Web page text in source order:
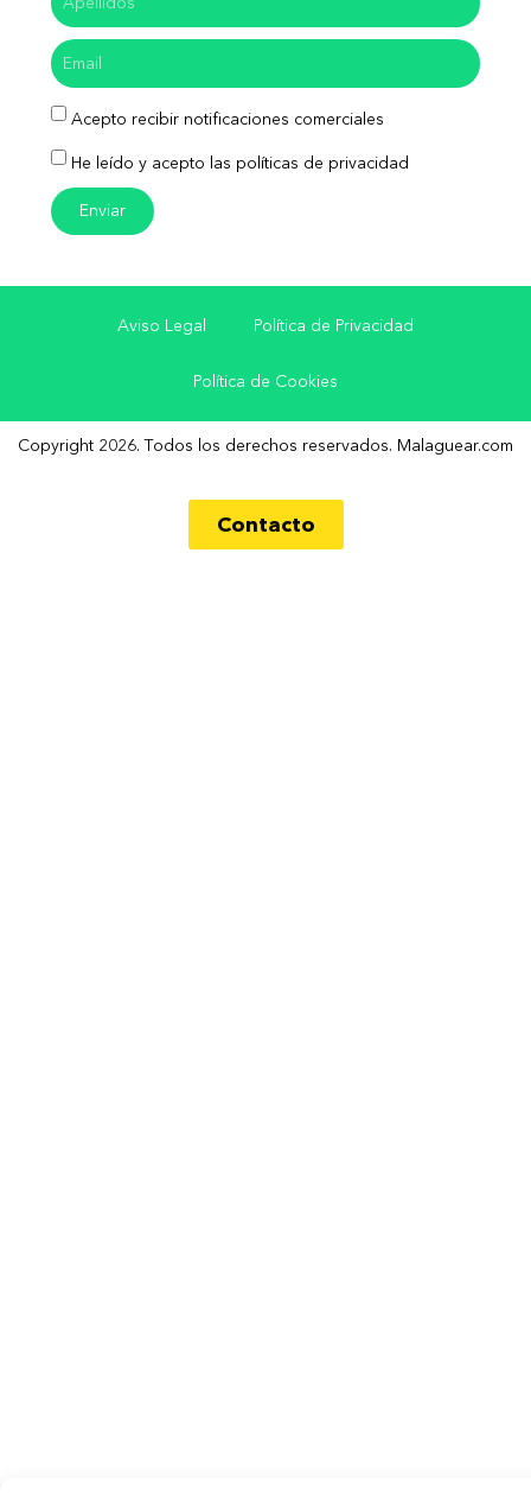
Acepto recibir notificaciones comerciales
He leído y acepto las políticas de privacidad
Enviar
Aviso Legal Política de Privacidad
Política de Cookies
Copyright 2026. Todos los derechos reservados. Malaguear.com
Contacto